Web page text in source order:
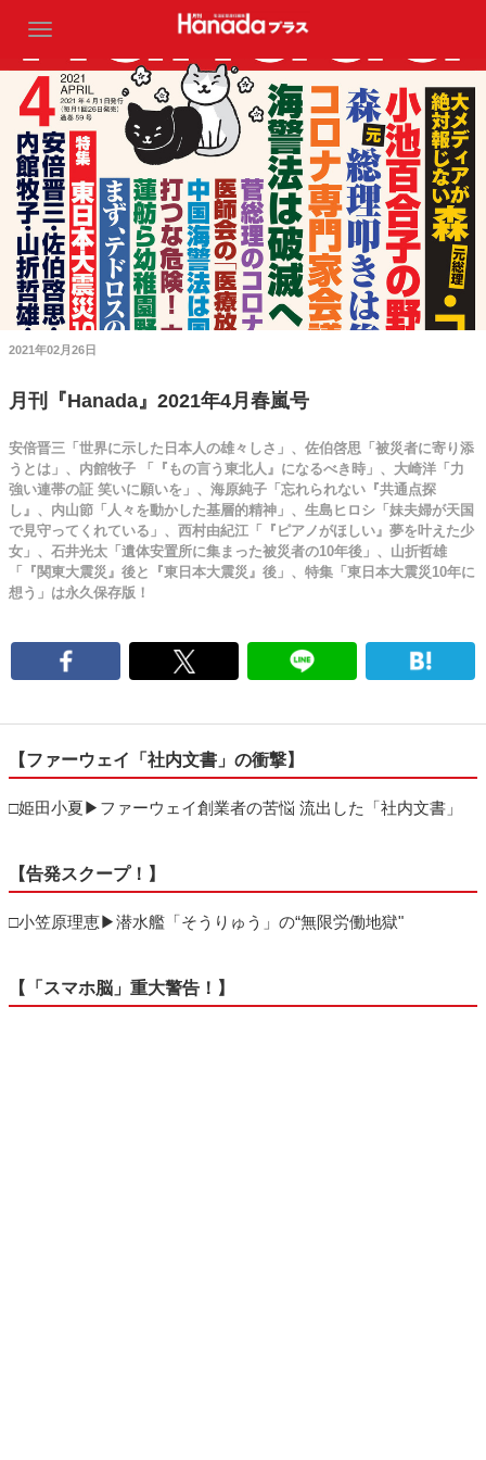
2021年02月26日
月刊『Hanada』2021年4月春嵐号
安倍晋三「世界に示した日本人の雄々しさ」、佐伯啓思「被災者に寄り添
うとは」、内館牧子 「『もの言う東北人』になるべき時」、大崎洋「力
強い連帯の証 笑いに願いを」、海原純子「忘れられない『共通点探
し』、内山節「人々を動かした基層的精神」、生島ヒロシ「妹夫婦が天国
で見守ってくれている」、西村由紀江「『ピアノがほしい』夢を叶えた少
女」、石井光太「遺体安置所に集まった被災者の10年後」、山折哲雄
「『関東大震災』後と『東日本大震災』後」、特集「東日本大震災10年に
想う」は永久保存版！
【ファーウェイ「社内文書」の衝撃】
□姫田小夏▶ファーウェイ創業者の苦悩 流出した「社内文書」
【告発スクープ！】
□小笠原理恵▶潜水艦「そうりゅう」の“無限労働地獄"
【「スマホ脳」重大警告！】